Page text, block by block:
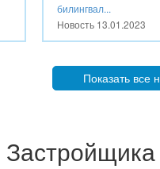
билингвал...
Новость 13.01.2023
Показать все
Застройщика